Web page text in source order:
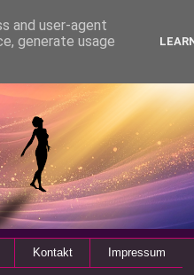
Kontakt Impressum
and user-agent
generate usage